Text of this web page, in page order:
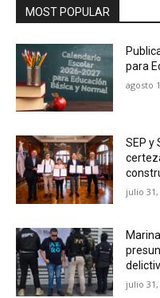
MOST POPULAR
para
agosto
SEP y
julio 31,
julio 31,